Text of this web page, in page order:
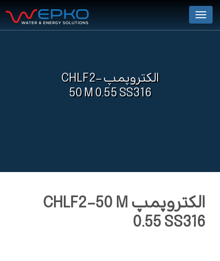
Menu
الکتروپمپ CHLF2-
50 M 0.55 SS316
الکتروپمپ CHLF2-50 M
0.55 SS316